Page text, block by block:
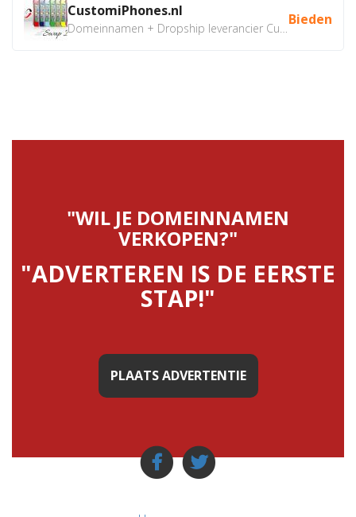
CustomiPhones.nl Bieden
"WIL JE DOMEINNAMEN
VERKOPEN?"
"ADVERTEREN IS DE EERSTE
STAP!"
PLAATS ADVERTENTIE